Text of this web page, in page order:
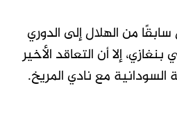
من الهلال إلى الدوري
إلا أن التعاقد الأخير
مع نادي المريخ.